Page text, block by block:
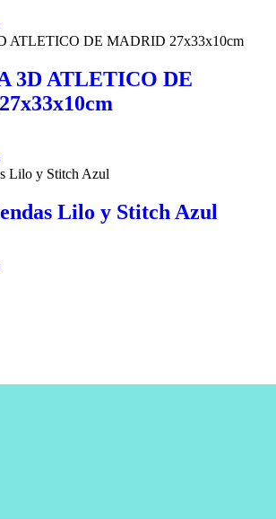
3D ATLETICO DE
Lilo y Stitch Azul